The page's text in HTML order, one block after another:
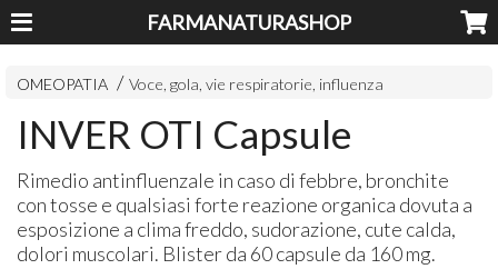
FARMANATURASHOP
OMEOPATIA Voce, gola, vie respiratorie, influenza
INVER OTI Capsule
Rimedio antinfluenzale in caso di febbre, bronchite
con tosse e qualsiasi forte reazione organica dovuta a
esposizione a clima freddo, sudorazione, cute calda,
dolori muscolari. Blister da 60 capsule da 160 mg.